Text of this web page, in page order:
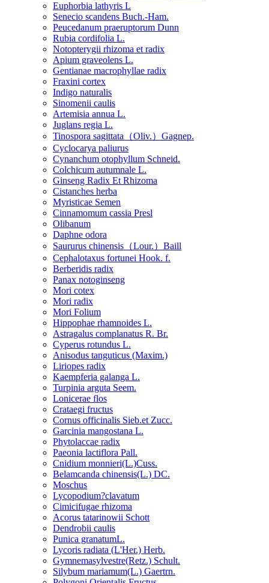
Euphorbia lathyris L
Senecio scandens Buch.-Ham.
Peucedanum praeruptorum Dunn
Rubia cordifolia L.
Notopterygii rhizoma et radix
Apium graveolens L.
Gentianae macrophyllae radix
Fraxini cortex
Indigo naturalis
Sinomenii caulis
Artemisia annua L.
Juglans regia L.
Tinospora sagittata（Oliv.）Gagnep.
Cyclocarya paliurus
Cynanchum otophyllum Schneid.
Colchicum autumnale L.
Ginseng Radix Et Rhizoma
Cistanches herba
Myristicae Semen
Cinnamomum cassia Presl
Olibanum
Daphne odora
Saururus chinensis（Lour.）Baill
Cephalotaxus fortunei Hook. f.
Berberidis radix
Panax notoginseng
Mori cotex
Mori radix
Mori Folium
Hippophae rhamnoides L.
Astragalus complanatus R. Br.
Cyperus rotundus L.
Anisodus tanguticus (Maxim.)
Liriopes radix
Kaempferia galanga L.
Turpinia arguta Seem.
Lonicerae flos
Crataegi fructus
Cornus officinalis Sieb.et Zucc.
Garcinia mangostana L.
Phytolaccae radix
Paeonia lactiflora Pall.
Cnidium monnieri(L.)Cuss.
Belamcanda chinensis(L.) DC.
Moschus
Lycopodium?clavatum
Cimicifugae rhizoma
Acorus tatarinowii Schott
Dendrobii caulis
Punica granatumL.
Lycoris radiata (L'Her.) Herb.
Gymnemasylvestre(Retz.) Schult.
Silybum mariamum(L.) Gaertrn.